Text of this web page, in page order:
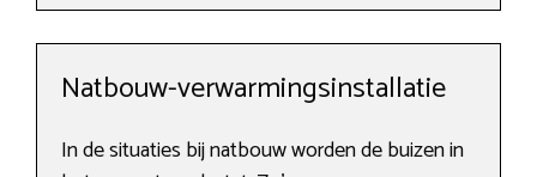
Natbouw-verwarmingsinstallatie
In de situaties bij natbouw worden de buizen in